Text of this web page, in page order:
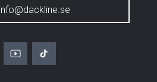
info@dackline.se